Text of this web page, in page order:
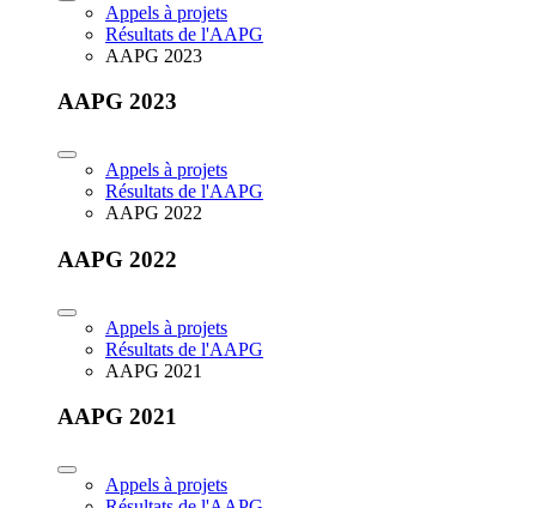
Appels à projets
Résultats de l'AAPG
AAPG 2023
AAPG 2023
Appels à projets
Résultats de l'AAPG
AAPG 2022
AAPG 2022
Appels à projets
Résultats de l'AAPG
AAPG 2021
AAPG 2021
Appels à projets